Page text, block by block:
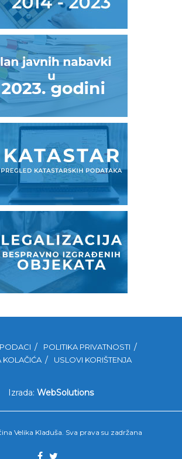
POLITIKA PRIVATNOSTI
KOLAČIĆA
USLOVI KORIŠTENJA
Izrada: WebSolutions
Velika Kladuša. Sva prava su zadržana